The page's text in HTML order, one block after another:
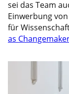
sei das Team
Einwerbung
für
as